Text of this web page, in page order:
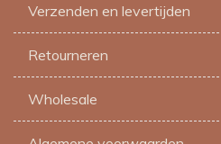
Verzenden en levertijden
Retourneren
Wholesale